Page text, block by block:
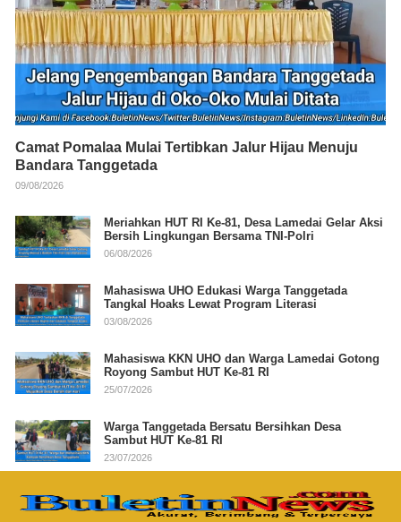
Camat Pomalaa Mulai Tertibkan Jalur Hijau Menuju
Bandara Tanggetada
09/08/2026
Meriahkan HUT RI Ke-81, Desa Lamedai Gelar Aksi
Bersih Lingkungan Bersama TNI-Polri
06/08/2026
Mahasiswa UHO Edukasi Warga Tanggetada
Tangkal Hoaks Lewat Program Literasi
03/08/2026
Mahasiswa KKN UHO dan Warga Lamedai Gotong
Royong Sambut HUT Ke-81 RI
25/07/2026
Warga Tanggetada Bersatu Bersihkan Desa
Sambut HUT Ke-81 RI
23/07/2026